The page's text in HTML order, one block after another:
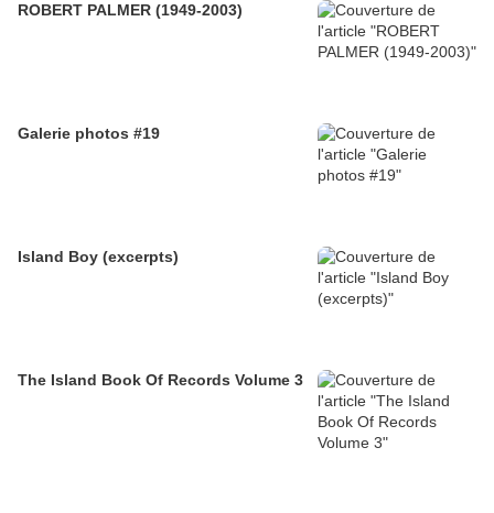
ROBERT PALMER (1949-2003)
Galerie photos #19
Island Boy (excerpts)
The Island Book Of Records Volume 3